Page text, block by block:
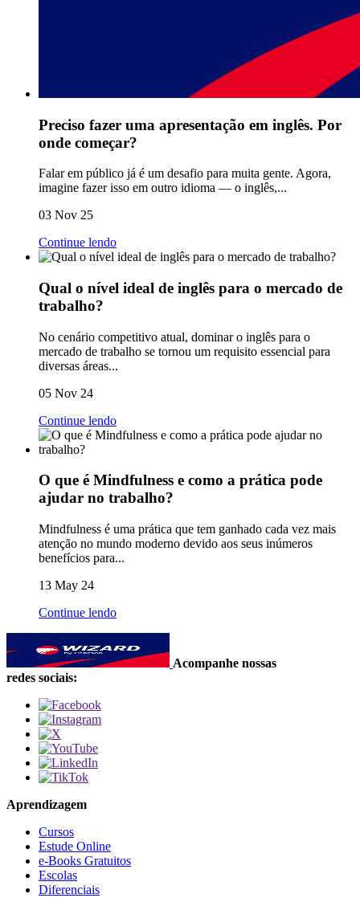
Preciso fazer uma apresentação em inglês. Por
onde começar?
Falar em público já é um desafio para muita gente. Agora,
imagine fazer isso em outro idioma — o inglês,...
03 Nov 25
Continue lendo
Qual o nível ideal de inglês para o mercado de
trabalho?
No cenário competitivo atual, dominar o inglês para o
mercado de trabalho se tornou um requisito essencial para
diversas áreas...
05 Nov 24
Continue lendo
O que é Mindfulness e como a prática pode
ajudar no trabalho?
Mindfulness é uma prática que tem ganhado cada vez mais
atenção no mundo moderno devido aos seus inúmeros
benefícios para...
13 May 24
Continue lendo
Acompanhe nossas
redes sociais:
Aprendizagem
Cursos
Estude Online
e-Books Gratuitos
Escolas
Diferenciais